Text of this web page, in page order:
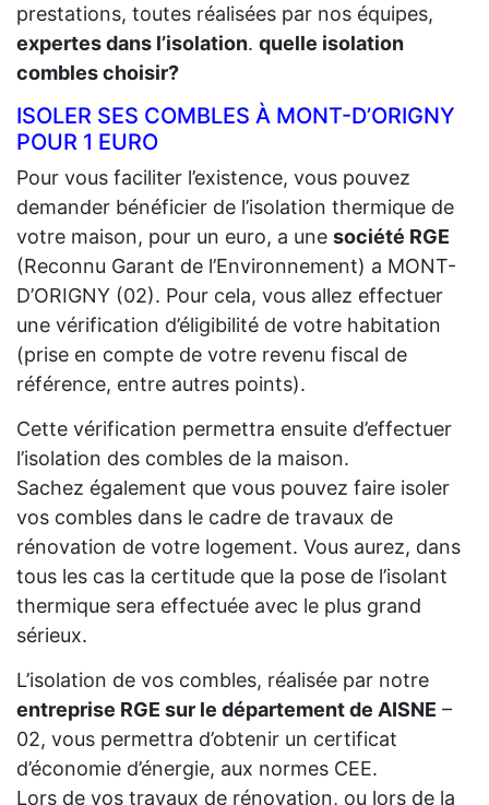
prestations, toutes réalisées par nos équipes,
expertes dans l’isolation. quelle isolation
combles choisir?
ISOLER SES COMBLES À MONT-D’ORIGNY
POUR 1 EURO
Pour vous faciliter l’existence, vous pouvez
demander bénéficier de l’isolation thermique de
votre maison, pour un euro, a une société RGE
(Reconnu Garant de l’Environnement) a MONT-
D’ORIGNY (02). Pour cela, vous allez effectuer
une vérification d’éligibilité de votre habitation
(prise en compte de votre revenu fiscal de
référence, entre autres points).
Cette vérification permettra ensuite d’effectuer
l’isolation des combles de la maison.
Sachez également que vous pouvez faire isoler
vos combles dans le cadre de travaux de
rénovation de votre logement. Vous aurez, dans
tous les cas la certitude que la pose de l’isolant
thermique sera effectuée avec le plus grand
sérieux.
L’isolation de vos combles, réalisée par notre
entreprise RGE sur le département de AISNE –
02, vous permettra d’obtenir un certificat
d’économie d’énergie, aux normes CEE.
Lors de vos travaux de rénovation, ou lors de la